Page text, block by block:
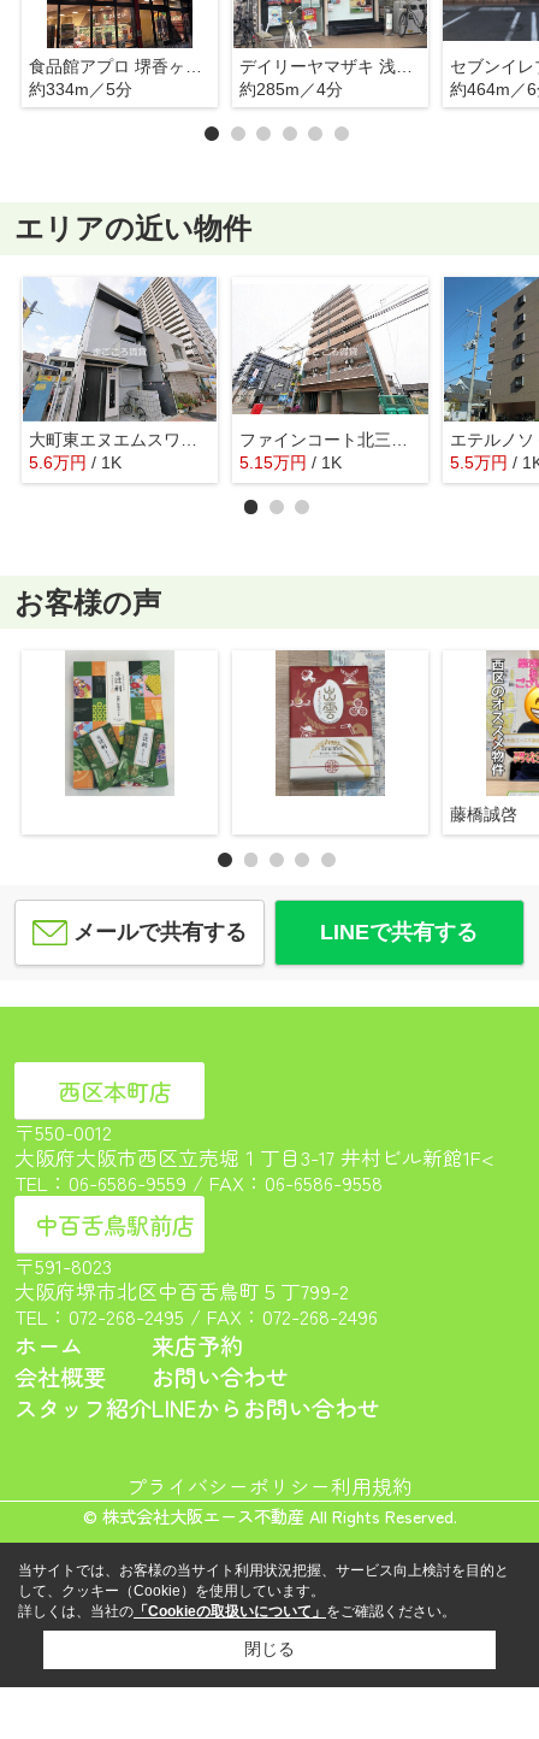
約334m／5分
デイリーヤマザキ 浅香山駅前店
約285m／4分
約464m／
エリアの近い物件
大町東エヌエムスワサントディセット
5.6万円 / 1K
ファインコート北三国丘
5.15万円 / 1K
エテルノソ
5.5万円 /
お客様の声
藤橋誠啓
メールで共有する LINEで共有する
西区本町店
〒550-0012
大阪府大阪市西区立売堀１丁目3-17 井村ビル新館1F<
TEL： 06-6586-9559 / FAX：06-6586-9558
中百舌鳥駅前店
〒591-8023
大阪府堺市北区中百舌鳥町５丁799-2
TEL： 072-268-2495 / FAX：072-268-2496
ホーム
会社概要
スタッフ紹介
来店予約
お問い合わせ
LINEからお問い合わせ
プライバシーポリシー利用規約
© 株式会社大阪エース不動産 All Rights Reserved.
当サイトでは、お客様の当サイト利用状況把握、サービス向上検討を目的と
して、クッキー（Cookie）を使用しています。
詳しくは、当社の 「Cookieの取扱いについて」 をご確認ください。
閉じる